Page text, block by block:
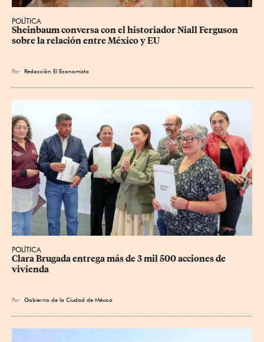
POLÍTICA
Sheinbaum conversa con el historiador Niall Ferguson
sobre la relación entre México y EU
Por Redacción El Economista
POLÍTICA
Clara Brugada entrega más de 3 mil 500 acciones de
vivienda
Por Gobierno de la Ciudad de México